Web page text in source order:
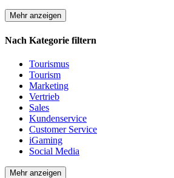
Mehr anzeigen
Nach Kategorie filtern
Tourismus
Tourism
Marketing
Vertrieb
Sales
Kundenservice
Customer Service
iGaming
Social Media
Mehr anzeigen